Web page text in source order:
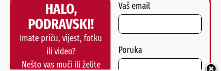
HALO,
PODRAVSKI!
Imate priču, vijest, fotku
ili video?
Nešto vas muči ili želite
Vaš email
Poruka